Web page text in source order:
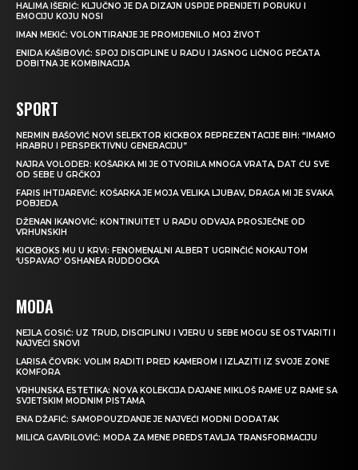
HALIMA IŠERIĆ: KLJUČNO JE DA DIZAJN USPIJE PRENIJETI PORUKU I
EMOCIJU KOJU NOSI
IMAN MEKIĆ: VOLONTIRANJE JE PROMIJENILO MOJ ŽIVOT
ENIDA KAŠIBOVIĆ: SPOJ DISCIPLINE U RADU I JASNOG LIČNOG PEČATA
DOBITNA JE KOMBINACIJA
SPORT
NERMIN BAŠOVIĆ NOVI SELEKTOR KICKBOX REPREZENTACIJE BIH: “IMAMO
HRABRU I PERSPEKTIVNU GENERACIJU”
NAJRA VOLODER: KOŠARKA MI JE OTVORILA MNOGA VRATA, DAT ĆU SVE
OD SEBE U GRČKOJ
FARIS IHTIJAREVIĆ: KOŠARKA JE MOJA VELIKA LJUBAV, DRAGA MI JE SVAKA
POBJEDA
DŽENAN IKANOVIĆ: KONTINUITET U RADU ODVAJA PROSJEČNE OD
VRHUNSKIH
KICKBOKS MU U KRVI: FENOMENALNI ALBERT UGRINČIĆ NOKAUTOM
‘USPAVAO’ OSHANEA RUDDOCKA
MODA
NEJLA GOSIĆ: UZ TRUD, DISCIPLINU I VJERU U SEBE MOGU SE OSTVARITI I
NAJVEĆI SNOVI
LARISA ČOVRK: VOLIM RADITI PRED KAMEROM I IZLAZITI IZ SVOJE ZONE
KOMFORA
VRHUNSKA ESTETIKA: NOVA KOLEKCIJA DAJANE MIKLOŠ RAME UZ RAME SA
SVJETSKIM MODNIM PISTAMA
ENA DŽAFIĆ: SAMOPOUZDANJE JE NAJVEĆI MODNI DODATAK
MILICA GAVRILOVIĆ: MODA ZA MENE PREDSTAVLJA TRANSFORMACIJU